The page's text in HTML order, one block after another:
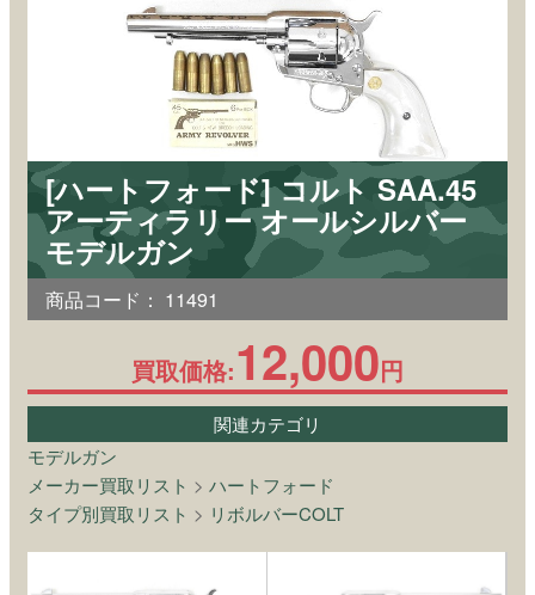
[ハートフォード] コルト SAA.45
アーティラリー オールシルバー
モデルガン
商品コード： 11491
買取価格:12,000円
関連カテゴリ
モデルガン
メーカー買取リスト > ハートフォード
タイプ別買取リスト > リボルバーCOLT